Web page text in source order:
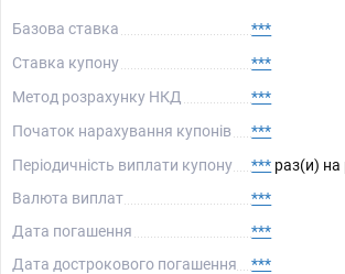
Базова ставка
***
Ставка купону
***
Метод розрахунку НКД
***
Початок нарахування купонів
***
Періодичність виплати купону
*** раз(и) на
Валюта виплат
***
Дата погашення
***
Дата дострокового погашення
***